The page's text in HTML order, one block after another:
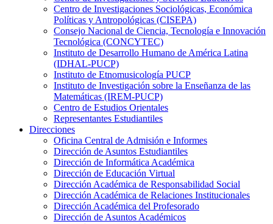
Centro de Investigaciones Sociológicas, Económica
Políticas y Antropológicas (CISEPA)
Consejo Nacional de Ciencia, Tecnología e Innovación
Tecnológica (CONCYTEC)
Instituto de Desarrollo Humano de América Latina
(IDHAL-PUCP)
Instituto de Etnomusicología PUCP
Instituto de Investigación sobre la Enseñanza de las
Matemáticas (IREM-PUCP)
Centro de Estudios Orientales
Representantes Estudiantiles
Direcciones
Oficina Central de Admisión e Informes
Dirección de Asuntos Estudiantiles
Dirección de Informática Académica
Dirección de Educación Virtual
Dirección Académica de Responsabilidad Social
Dirección Académica de Relaciones Institucionales
Dirección Académica del Profesorado
Dirección de Asuntos Académicos